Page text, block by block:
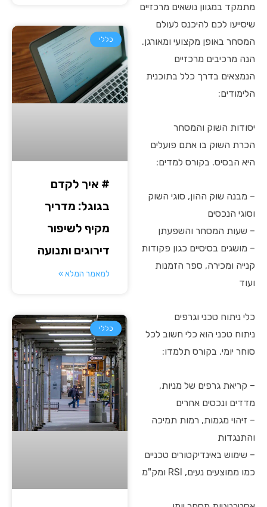
מתמקד במגוון נושאים מרכזיים
שיסייעו לכם להיכנס לעולם
המסחר באופן מקצועי ומאורגן.
הנה מרכיבים מרכזיים
הנמצאים בדרך כלל בתוכנית
הלימודים:
יסודות השוק והמסחר
הכרת השוק בו אתם פועלים
היא הבסיס. בקורס למדים:
– מבנה שוק ההון, סוגי השוק
וסוגי הנכסים
– שעות המסחר והשפעתן
– מושגים בסיסיים כגון פקודות
קנייה ומכירה, ספר הזמנות
ועוד
כלי ניתוח טכני וגרפים
ניתוח טכני הוא כלי חשוב לכל
סוחר יומי. בקורס תלמדו:
– קריאת גרפים של מניות,
מדדים ונכסים אחרים
– זיהוי מגמות, רמות תמיכה
והתנגדות
– שימוש באינדיקטורים טכניים
כמו ממוצעים נעים, RSI ומק"מ
כללי
# איך לקדם
בגוגל: מדריך
מקיף לשיפור
דירוגים ותנועה
למאמר המלא »
כללי